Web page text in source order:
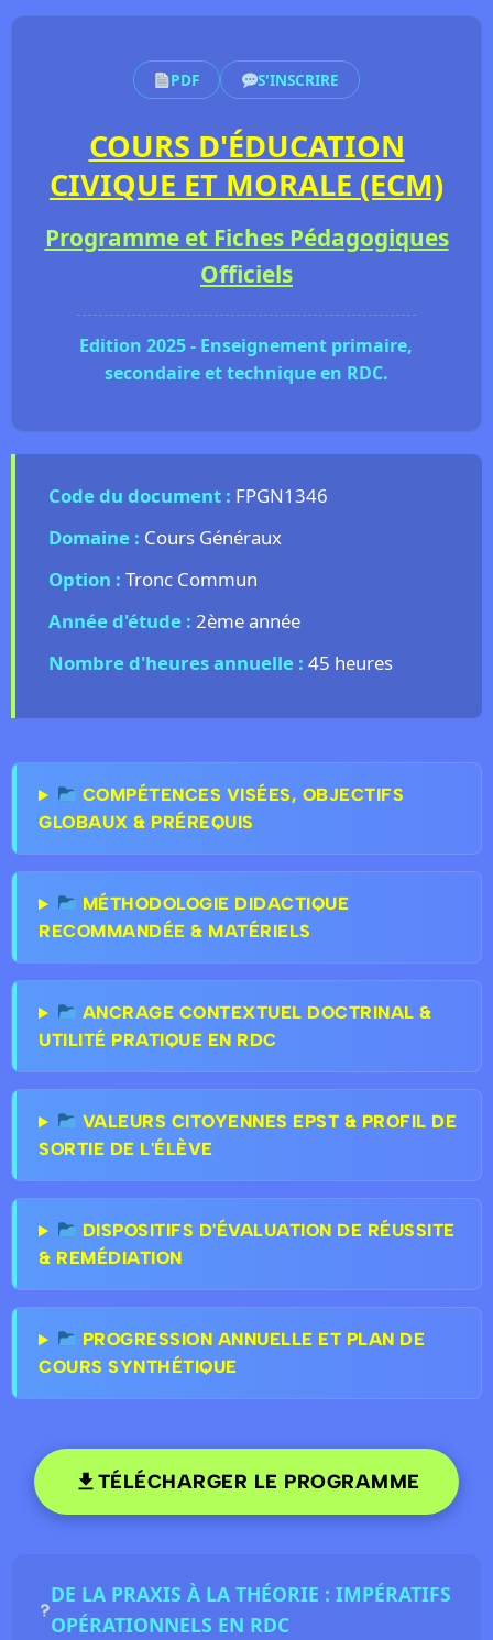
PDF S'INSCRIRE
COURS D'ÉDUCATION
CIVIQUE ET MORALE (ECM)
Programme et Fiches Pédagogiques
Officiels
Edition 2025 - Enseignement primaire,
secondaire et technique en RDC.
Code du document : FPGN1346
Domaine : Cours Généraux
Option : Tronc Commun
Année d'étude : 2ème année
Nombre d'heures annuelle : 45 heures
COMPÉTENCES VISÉES, OBJECTIFS
GLOBAUX & PRÉREQUIS
MÉTHODOLOGIE DIDACTIQUE
RECOMMANDÉE & MATÉRIELS
ANCRAGE CONTEXTUEL DOCTRINAL &
UTILITÉ PRATIQUE EN RDC
VALEURS CITOYENNES EPST & PROFIL DE
SORTIE DE L'ÉLÈVE
DISPOSITIFS D'ÉVALUATION DE RÉUSSITE
& REMÉDIATION
PROGRESSION ANNUELLE ET PLAN DE
COURS SYNTHÉTIQUE
TÉLÉCHARGER LE PROGRAMME
DE LA PRAXIS À LA THÉORIE : IMPÉRATIFS
OPÉRATIONNELS EN RDC